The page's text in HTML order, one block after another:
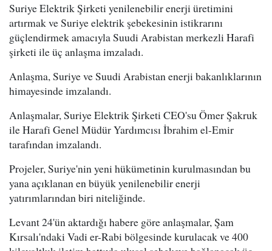
Suriye Elektrik Şirketi yenilenebilir enerji üretimini
artırmak ve Suriye elektrik şebekesinin istikrarını
güçlendirmek amacıyla Suudi Arabistan merkezli Harafi
şirketi ile üç anlaşma imzaladı.
Anlaşma, Suriye ve Suudi Arabistan enerji bakanlıklarının
himayesinde imzalandı.
Anlaşmalar, Suriye Elektrik Şirketi CEO'su Ömer Şakruk
ile Harafi Genel Müdür Yardımcısı İbrahim el-Emir
tarafından imzalandı.
Projeler, Suriye'nin yeni hükümetinin kurulmasından bu
yana açıklanan en büyük yenilenebilir enerji
yatırımlarından biri niteliğinde.
Levant 24'ün aktardığı habere göre anlaşmalar, Şam
Kırsalı'ndaki Vadi er-Rabi bölgesinde kurulacak ve 400